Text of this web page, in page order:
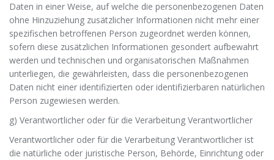
Daten in einer Weise, auf welche die personenbezogenen Daten
ohne Hinzuziehung zusätzlicher Informationen nicht mehr einer
spezifischen betroffenen Person zugeordnet werden können,
sofern diese zusätzlichen Informationen gesondert aufbewahrt
werden und technischen und organisatorischen Maßnahmen
unterliegen, die gewährleisten, dass die personenbezogenen
Daten nicht einer identifizierten oder identifizierbaren natürlichen
Person zugewiesen werden.
g) Verantwortlicher oder für die Verarbeitung Verantwortlicher
Verantwortlicher oder für die Verarbeitung Verantwortlicher ist
die natürliche oder juristische Person, Behörde, Einrichtung oder